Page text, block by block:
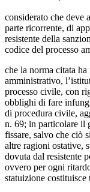
considerato che deve
parte ricorrente, di
resistente della
codice del processo
che la norma citata
amministrativo,
processo civile, con
obblighi di fare
di procedura civile,
n. 69; in particolare il
fissare, salvo che ciò
altre ragioni ostative,
dovuta dal resistente
ovvero per ogni
statuizione costituisce